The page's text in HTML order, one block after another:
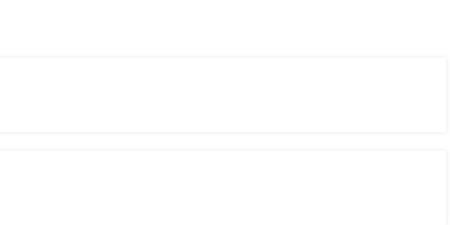
sans complications.
du marché.
des plateformes et des dApps.